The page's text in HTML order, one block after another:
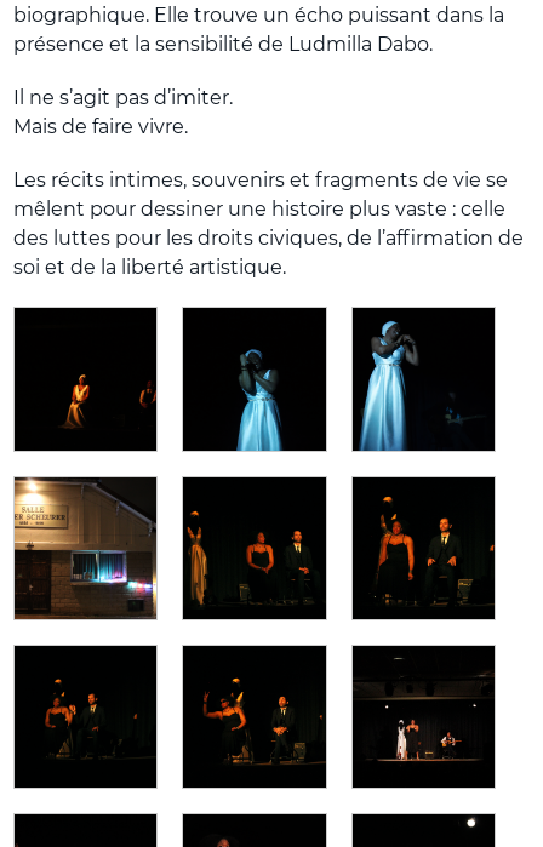
biographique. Elle trouve un écho puissant dans la
présence et la sensibilité de Ludmilla Dabo.
Il ne s’agit pas d’imiter.
Mais de faire vivre.
Les récits intimes, souvenirs et fragments de vie se
mêlent pour dessiner une histoire plus vaste : celle
des luttes pour les droits civiques, de l’affirmation de
soi et de la liberté artistique.